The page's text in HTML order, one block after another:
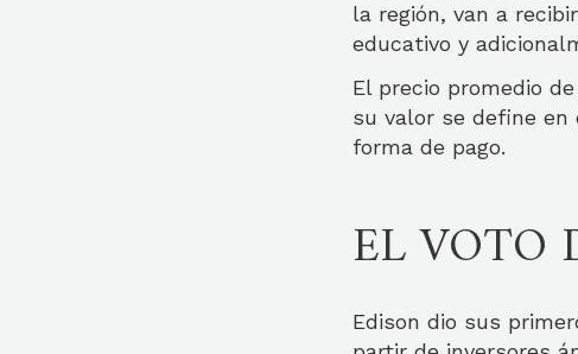
la región, van a
educativo y
El precio promedio
su valor se define en
forma de pago.
EL VOTO
Edison dio sus